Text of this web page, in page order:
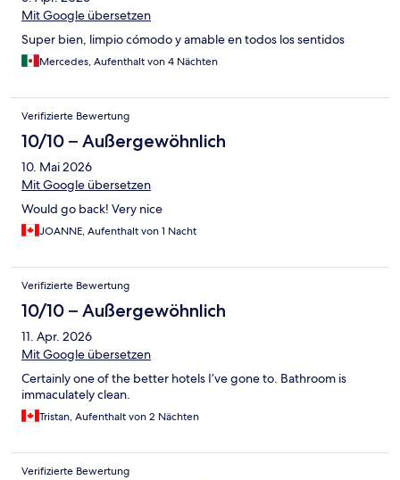
Mit Google übersetzen
Super bien, limpio cómodo y amable en todos los sentidos
Mercedes, Aufenthalt von 4 Nächten
Verifizierte Bewertung
10/10 – Außergewöhnlich
10. Mai 2026
Mit Google übersetzen
Would go back! Very nice
JOANNE, Aufenthalt von 1 Nacht
Verifizierte Bewertung
10/10 – Außergewöhnlich
11. Apr. 2026
Mit Google übersetzen
Certainly one of the better hotels I’ve gone to. Bathroom is
immaculately clean.
Tristan, Aufenthalt von 2 Nächten
Verifizierte Bewertung